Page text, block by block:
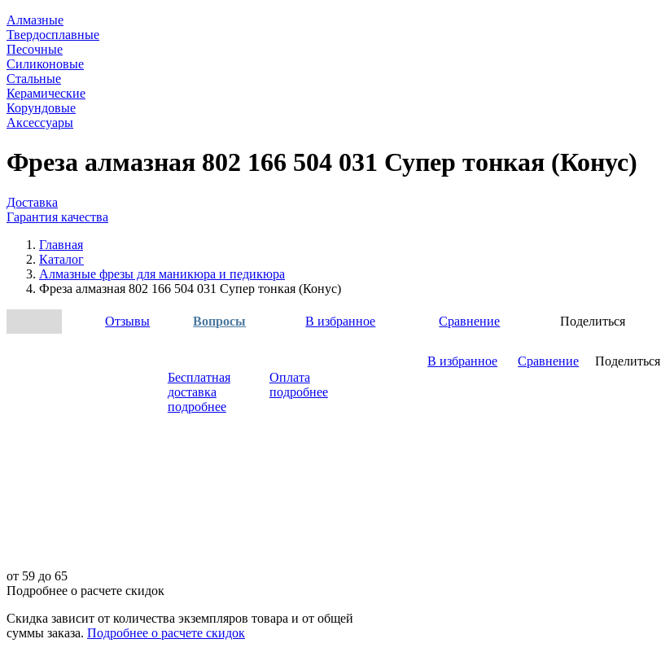
Алмазные
Твердосплавные
Песочные
Силиконовые
Стальные
Керамические
Корундовые
Аксессуары
Фреза алмазная 802 166 504 031 Супер тонкая (Конус)
Доставка
Гарантия качества
Главная
Каталог
Алмазные фрезы для маникюра и педикюра
Фреза алмазная 802 166 504 031 Супер тонкая (Конус)
Отзывы Вопросы В избранное Сравнение Поделиться
Бесплатная
доставка
подробнее
Оплата
подробнее
В избранное Сравнение Поделиться
от 59 до 65
Подробнее о расчете скидок
Скидка зависит от количества экземпляров товара и от общей
суммы заказа. Подробнее о расчете скидок